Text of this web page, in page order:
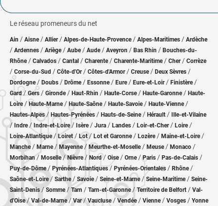
Le réseau promeneurs du net
Ain / Aisne/ Allier/ Alpes-de-Haute-Provence / Alpes-Maritimes / Ardèche
/ Ardennes / Ariège/ Aube/ Aude / Aveyron / Bas Rhin / Bouches-du-
Rhône/ Calvados / Cantal / Charente / Charente-Maritime/ Cher / Corrèze
/ Corse-du-Sud / Côte-d'Or / Côtes-d'Armor/ Creuse/ Deux Sèvres /
Dordogne/ Doubs / Drôme/ Essonne / Eure/ Eure-et-Loir / Finistère/
Gard/Gers / Gironde/ Haut-Rhin / Haute-Corse/ Haute-Garonne/ Haute-
Loire/Haute-Marne/ Haute-Saône/ Haute-Savoie/ Haute-Vienne/
Hautes-Alpes/ Hautes-Pyrénées / Hauts-de-Seine/ Hérault / Ille-et-Vilaine
/ Indre/ Indre-et-Loire/ Isère/ Jura / Landes / Loir-et-Cher/ Loire/
Loire-Atlantique/ Loiret / Lot/ Lot et Garonne/ Lozère / Maine-et-Loire/
Manche/ Marne/ Mayenne/ Meurthe-et-Moselle/ Meuse/ Monaco /
Morbihan/ Moselle/ Nièvre / Nord/ Oise / Orne/Paris / Pas-de-Calais /
Puy-de-Dôme/ Pyrénées-Atlantiques / Pyrénées-Orientales / Rhône/
Saône-et-Loire/ Sarthe/ Savoie/ Seine-et-Marne/ Seine-Maritime/ Seine-
Saint-Denis /Somme/ Tarn / Tarn-et-Garonne/Territoire de Belfort / Val-
d'Oise/ Val-de-Marne/Var/Vaucluse/ Vendée/ Vienne/ Vosges / Yonne